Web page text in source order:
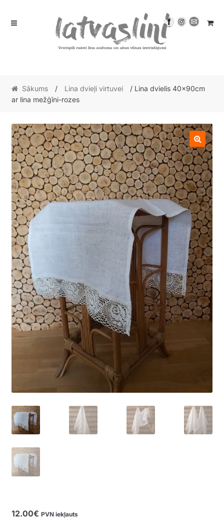
Skip
Skip
Sākums / Lina dvieļi virtuvei
/ Lina dvielis 40x90cm
ar lina mežģīni-rozes
🔍
12.00€ PVN iekļauts